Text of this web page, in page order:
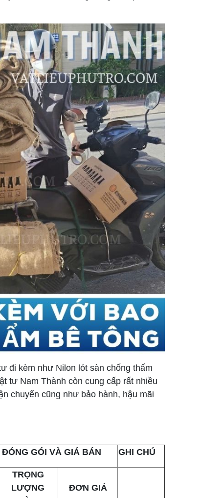
đi kèm như Nilon lót sàn chống thấm
tư Nam Thành còn cung cấp rất nhiều
chuyển cũng như bảo hành, hậu mãi
GÓI VÀ GIÁ BÁN GHI CHÚ
TRỌNG
LƯỢNG
ĐƠN GIÁ